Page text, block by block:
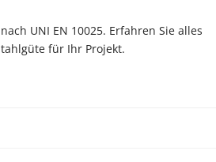
UNI EN 10025. Erfahren Sie alles
für Ihr Projekt.